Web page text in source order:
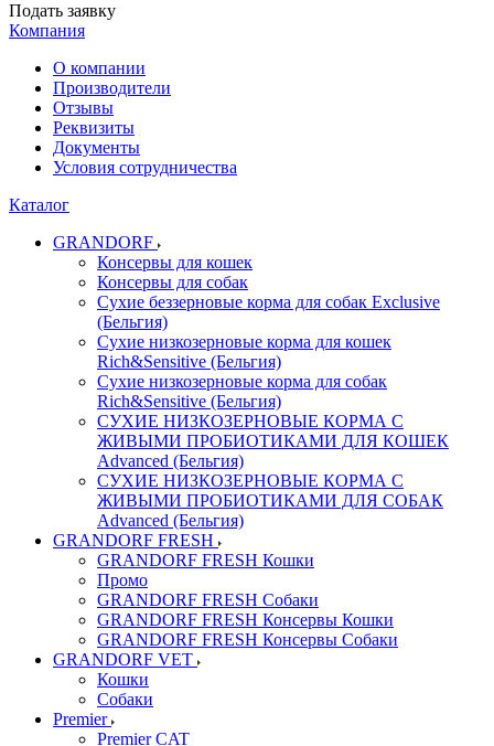
Подать заявку
Компания
О компании
Производители
Отзывы
Реквизиты
Документы
Условия сотрудничества
Каталог
GRANDORF
Консервы для кошек
Консервы для собак
Сухие беззерновые корма для собак Exclusive
(Бельгия)
Сухие низкозерновые корма для кошек
Rich&Sensitive (Бельгия)
Сухие низкозерновые корма для собак
Rich&Sensitive (Бельгия)
СУХИЕ НИЗКОЗЕРНОВЫЕ КОРМА С
ЖИВЫМИ ПРОБИОТИКАМИ ДЛЯ КОШЕК
Advanced (Бельгия)
СУХИЕ НИЗКОЗЕРНОВЫЕ КОРМА С
ЖИВЫМИ ПРОБИОТИКАМИ ДЛЯ СОБАК
Advanced (Бельгия)
GRANDORF FRESH
GRANDORF FRESH Кошки
Промо
GRANDORF FRESH Собаки
GRANDORF FRESH Консервы Кошки
GRANDORF FRESH Консервы Собаки
GRANDORF VET
Кошки
Собаки
Premier
Premier CAT